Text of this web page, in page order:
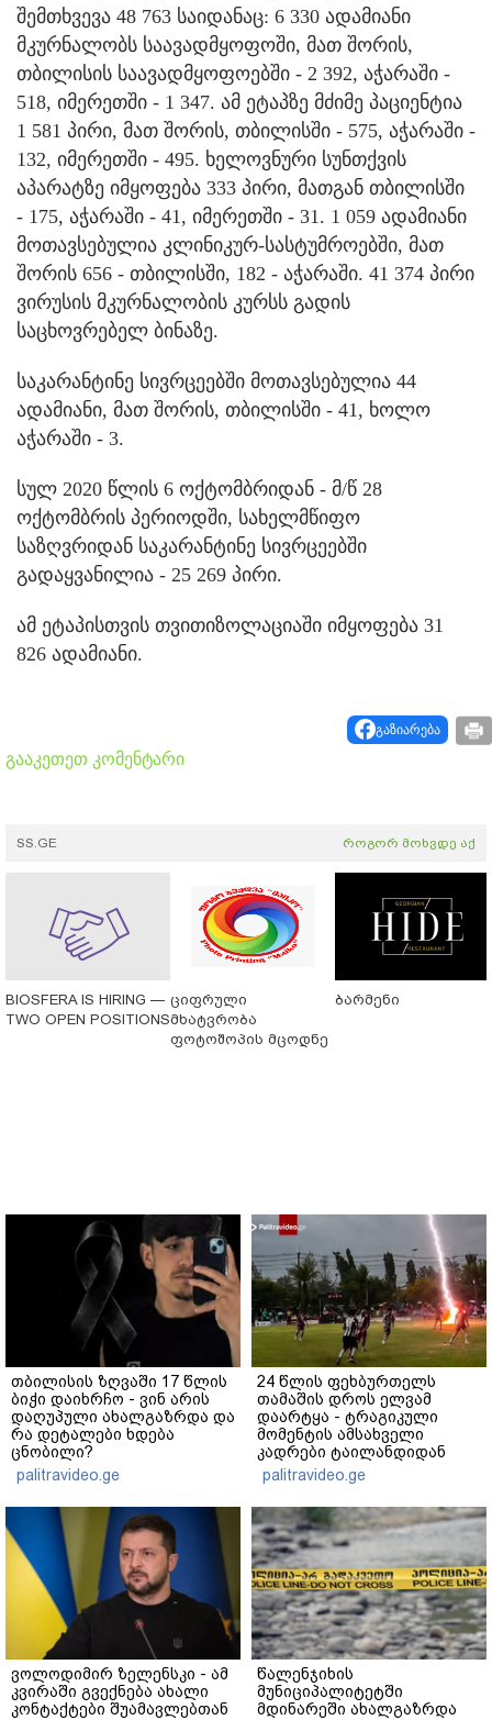
შემთხვევა 48 763 საიდანაც: 6 330 ადამიანი
მკურნალობს საავადმყოფოში, მათ შორის,
თბილისის საავადმყოფოებში - 2 392, აჭარაში -
518, იმერეთში - 1 347. ამ ეტაპზე მძიმე პაციენტია
1 581 პირი, მათ შორის, თბილისში - 575, აჭარაში -
132, იმერეთში - 495. ხელოვნური სუნთქვის
აპარატზე იმყოფება 333 პირი, მათგან თბილისში
- 175, აჭარაში - 41, იმერეთში - 31. 1 059 ადამიანი
მოთავსებულია კლინიკურ-სასტუმროებში, მათ
შორის 656 - თბილისში, 182 - აჭარაში. 41 374 პირი
ვირუსის მკურნალობის კურსს გადის
საცხოვრებელ ბინაზე.
საკარანტინე სივრცეებში მოთავსებულია 44
ადამიანი, მათ შორის, თბილისში - 41, ხოლო
აჭარაში - 3.
სულ 2020 წლის 6 ოქტომბრიდან - მ/წ 28
ოქტომბრის პერიოდში, სახელმწიფო
საზღვრიდან საკარანტინე სივრცეებში
გადაყვანილია - 25 269 პირი.
ამ ეტაპისთვის თვითიზოლაციაში იმყოფება 31
826 ადამიანი.
გაზიარება
გააკეთეთ კომენტარი
SS.GE როგორ მოხვდე აქ
BIOSFERA IS HIRING —
TWO OPEN POSITIONS
ციფრული
მხატვრობა
ფოტოშოპის მცოდნე
ბარმენი
თბილისის ზღვაში 17 წლის
ბიჭი დაიხრჩო - ვინ არის
დაღუპული ახალგაზრდა და
რა დეტალები ხდება
ცნობილი?
palitravideo.ge
24 წლის ფეხბურთელს
თამაშის დროს ელვამ
დაარტყა - ტრაგიკული
მომენტის ამსახველი
კადრები ტაილანდიდან
მედიაში ვრცელდება
palitravideo.ge
ვოლოდიმირ ზელენსკი - ამ
კვირაში გვექნება ახალი
კონტაქტები შუამავლებთან
წალენჯიხის
მუნიციპალიტეტში
მდინარეში ახალგაზრდა